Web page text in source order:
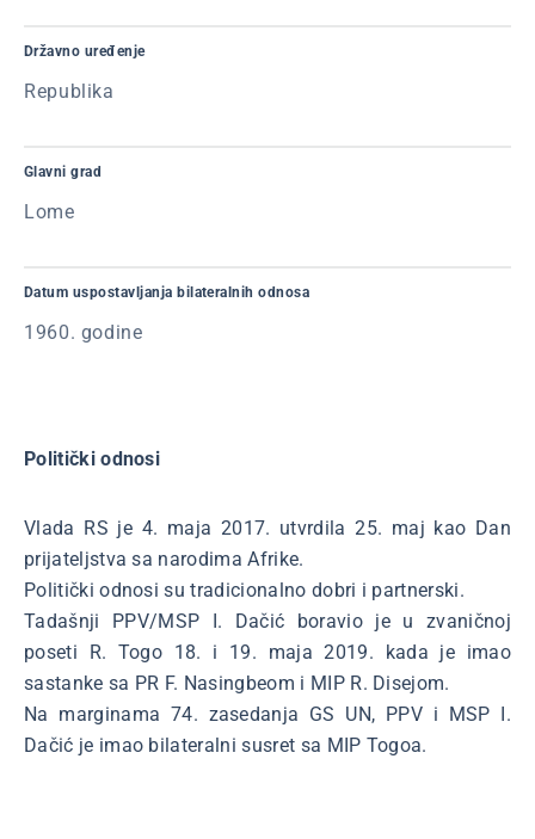
Državno uređenje
Republika
Glavni grad
Lome
Datum uspostavljanja bilateralnih odnosa
1960. godine
Politički odnosi
Vlada RS je 4. maja 2017. utvrdila 25. maj kao Dan
prijateljstva sa narodima Afrike.
Politički odnosi su tradicionalno dobri i partnerski.
Tadašnji PPV/MSP I. Dačić boravio je u zvaničnoj
poseti R. Togo 18. i 19. maja 2019. kada je imao
sastanke sa PR F. Nasingbeom i MIP R. Disejom.
Na marginama 74. zasedanja GS UN, PPV i MSP I.
Dačić je imao bilateralni susret sa MIP Togoa.